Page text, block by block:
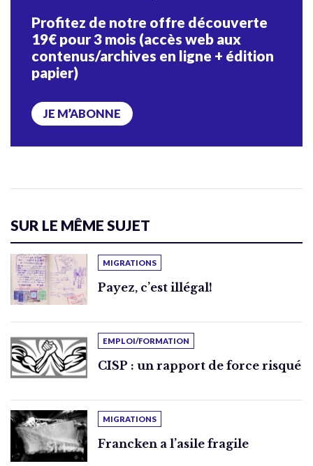
Profitez de notre offre découverte
19€ pour 3 mois (accès web aux
contenus/archives en ligne + édition
papier)
JE M’ABONNE
SUR LE MÊME SUJET
MIGRATIONS
Payez, c’est illégal!
EMPLOI/FORMATION
CISP : un rapport de force risqué
MIGRATIONS
Francken a l’asile fragile